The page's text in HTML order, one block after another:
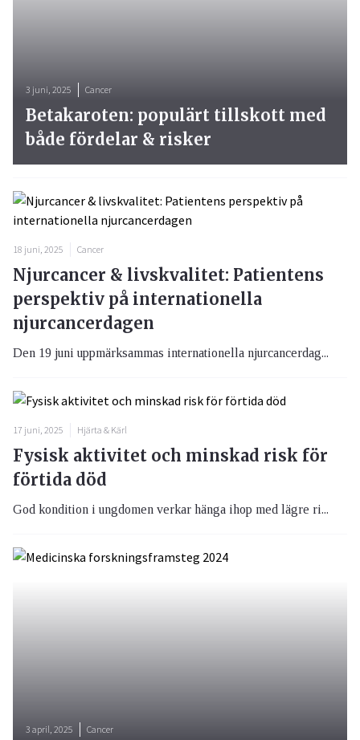
18 juni, 2025 Cancer
Njurcancer & livskvalitet: Patientens
perspektiv på internationella
njurcancerdagen
Den 19 juni uppmärksammas internationella njurcancerdag...
17 juni, 2025 Hjärta & Kärl
Fysisk aktivitet och minskad risk för
förtida död
God kondition i ungdomen verkar hänga ihop med lägre ri...
3 juni, 2025 Cancer
Betakaroten: populärt tillskott med
både fördelar & risker
3 april, 2025 Cancer